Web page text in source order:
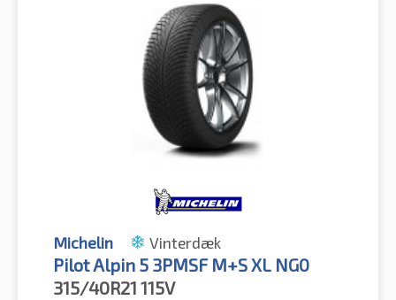
Michelin Vinterdæk
Pilot Alpin 5 3PMSF M+S XL NG0
315/40R21 115V